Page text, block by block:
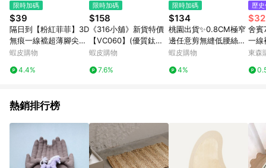
請注意以下行為將可能導致無法取得 LINE POINTS 點數回饋資
格：使用非指定之途徑及方式完成交易，或經由蝦皮系統判斷點
擊路徑不符合回饋資格或規則者。 14. 若有贈點爭議，請務必於
訂單日期+60天以內進行洽詢確認；超過60天(含)以上進行申
訴，恕無法贈點回饋。需檢附蝦皮訂單完成、LINE購物訂單記
錄，如於LINE購物訂單紀錄已呈現：「非本次前往蝦皮商店之品
斷而無法進行 LINE Points 回饋 2.若購買過程中關閉蝦皮APP，
則需重新透過LINE購物前往蝦皮商城，否則無法進行LINE
POINTS 回饋。 3.如用戶先前往蝦皮商城將商品加入購物車，後
續透過LINE購物前往至蝦皮商城將購物車結清，此方案將不列入
LINE Points 回饋 4.自 2018/10/24 起購買蝦皮拍賣商品，不符
合贈點資格 5. 透過LINE購物購買蝦皮站上「蝦皮推廣服務」之商
限時加碼
$39
隔日到【粉紅菲菲】3D
無痕一線襠超薄腳尖透
明絲襪 包芯絲薄款絲襪
-0011
蝦皮購物
4.4%
限時加碼
$158
《316小舖》新貨特價
【VC060】(優質鈦鋼
腳鍊-街簡約氣質鏈條
鍊 復古手鏈感潮款手鏈
蝦皮購物
7.6%
限時加碼
$134
桃園出貨✨0.8CM極窄
邊任意剪無縫低腰絲襪
360度無痕天鵝絨連褲
痕不易勾破絲襪 透膚絲
蝦皮購物
4%
歷
舍賓
一線
東森
熱銷排行榜